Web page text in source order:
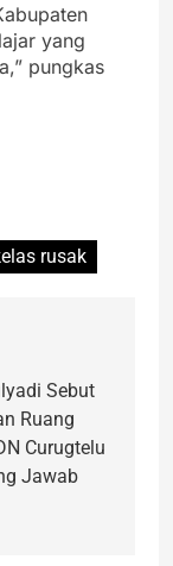
yang
pungkas
rusak
Sebut
Ruang
Curugtelu
Jawab